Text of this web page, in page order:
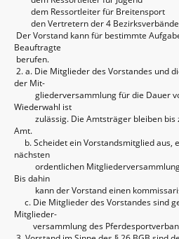
dem Ressortleiter für Breitensport
den Vertretern der 4
Der Vorstand kann für bestimmte
Beauftragte
berufen.
2. a. Die Mitglieder des Vorstandes und
der Mit-
gliederversammlung für die Dauer
Wiederwahl ist
zulässig. Die Amtsträger bleiben bis
Amt.
b. Scheidet ein Vorstandsmitglied aus,
nächsten
ordentlichen Mitgliederversammlung
Bis dahin
kann der Vorstand einen
c. Die Mitglieder des Vorstandes sind
Mitglieder-
versammlung des